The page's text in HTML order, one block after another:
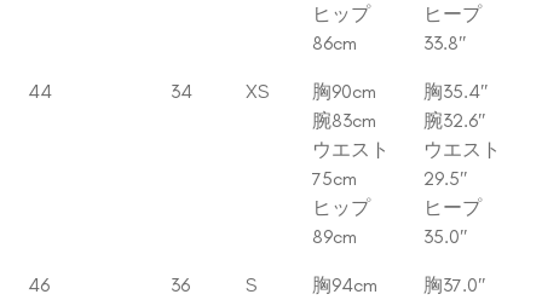
ヒップ
86cm
ヒープ
33.8″
44 34 XS
胸90cm
腕83cm
ウエスト
75cm
ヒップ
89cm
胸35.4″
腕32.6″
ウエスト
29.5″
ヒープ
35.0″
46 36 S
胸94cm
胸37.0″